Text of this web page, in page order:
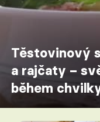
Těstovinový
a rajčaty –
během